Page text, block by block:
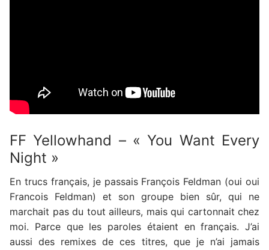
FF Yellowhand – « You Want Every
Night »
En trucs français, je passais François Feldman (oui oui
Francois Feldman) et son groupe bien sûr, qui ne
marchait pas du tout ailleurs, mais qui cartonnait chez
moi. Parce que les paroles étaient en français. J’ai
aussi des remixes de ces titres, que je n’ai jamais